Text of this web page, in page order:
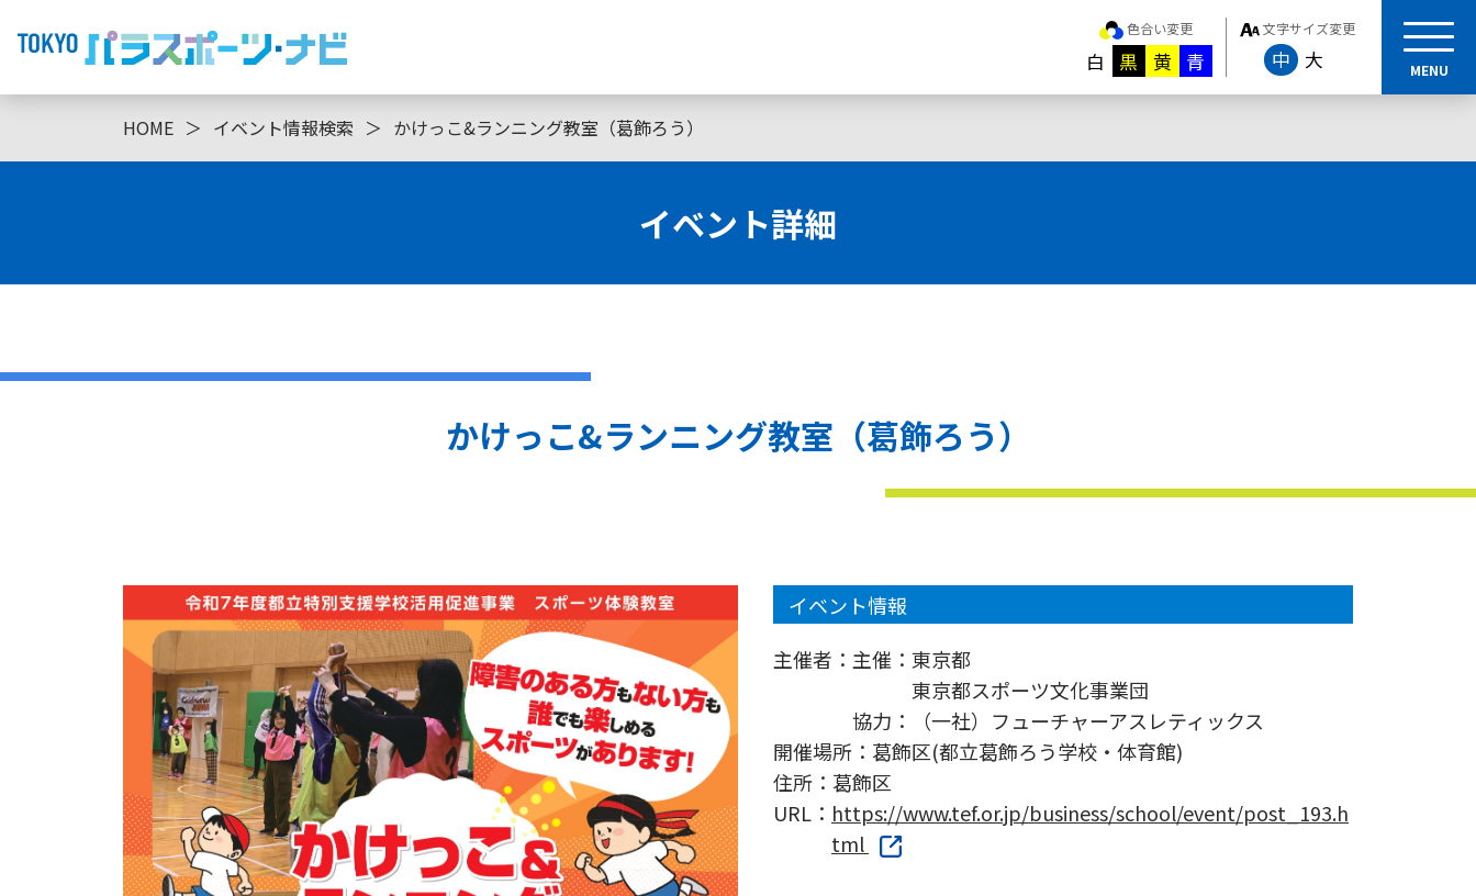
色合い変更
白 黒 黄 青
文字サイズ変更
中 大 MENU
HOME ＞ イベント情報検索 ＞ かけっこ&ランニング教室（葛飾ろう）
イベント詳細
かけっこ&ランニング教室（葛飾ろう）
イベント情報
主催者： 主催：東京都
東京都スポーツ文化事業団
協力：（一社）フューチャーアスレティックス
開催場所： 葛飾区(都立葛飾ろう学校・体育館)
住所： 葛飾区
URL： https://www.tef.or.jp/business/school/event/post_193.h
tml